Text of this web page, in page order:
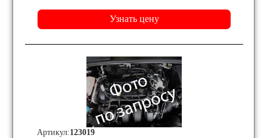
Артикул:123019